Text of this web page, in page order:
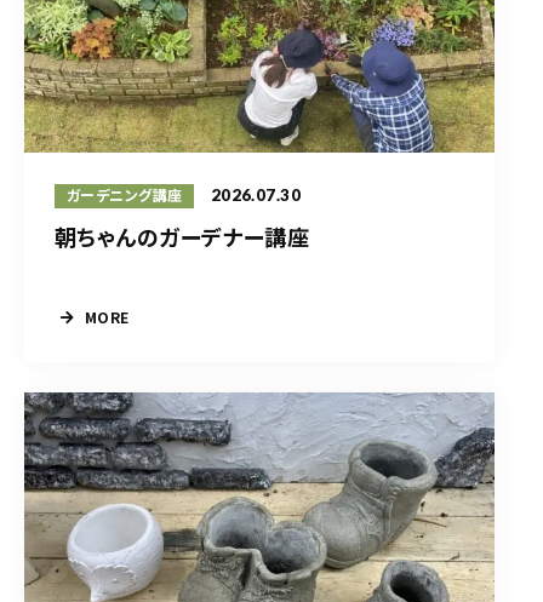
ガーデニング講座 2026.07.30
朝ちゃんのガーデナー講座
MORE